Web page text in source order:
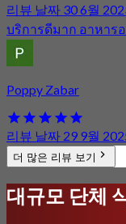
리뷰 날짜 30 6월
บริการดีมาก อาหาร
Poppy Zabar
리뷰 날짜 29 9월
더 많은 리뷰 보기
대규모 단체